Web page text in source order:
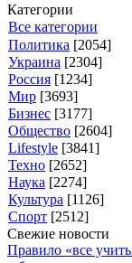
Категории
Все категории
Политика [2054]
Украина [2304]
Россия [1234]
Мир [3693]
Бизнес [3177]
Общество [2604]
Lifestyle [3841]
Техно [2652]
Наука [2274]
Культура [1126]
Спорт [2512]
Свежие новости
Правило «все